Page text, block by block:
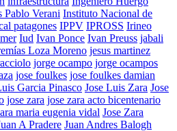
Pablo Verani Instituto Nacional de
patagones IPPV IPROSS Irineo
Iud Ivan Ponce Ivan Preuss jabali
Loza Moreno jesus martinez
jorge ocampo jorge ocampos
jose foulkes jose foulkes damian
Garcia Pinasco Jose Luis Zara Jose
jose zara jose zara acto bicentenario
maria eugenia vidal Jose Zara
A Pradere Juan Andres Balogh